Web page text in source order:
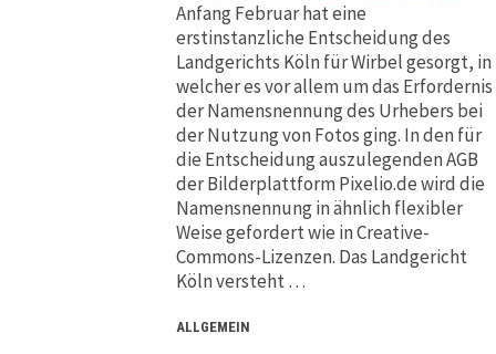
Anfang Februar hat eine
erstinstanzliche Entscheidung des
Landgerichts Köln für Wirbel gesorgt, in
welcher es vor allem um das Erfordernis
der Namensnennung des Urhebers bei
der Nutzung von Fotos ging. In den für
die Entscheidung auszulegenden AGB
der Bilderplattform Pixelio.de wird die
Namensnennung in ähnlich flexibler
Weise gefordert wie in Creative-
Commons-Lizenzen. Das Landgericht
Köln versteht …
ALLGEMEIN